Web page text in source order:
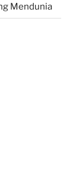
Mendunia